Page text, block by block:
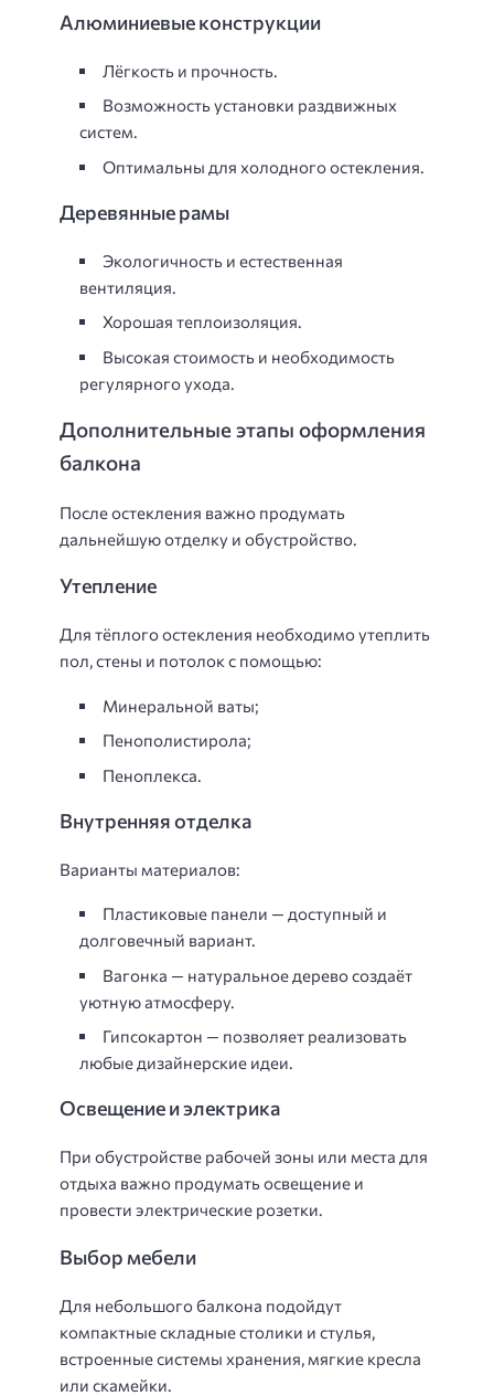
Алюминиевые конструкции
Лёгкость и прочность.
Возможность установки раздвижных
систем.
Оптимальны для холодного остекления.
Деревянные рамы
Экологичность и естественная
вентиляция.
Хорошая теплоизоляция.
Высокая стоимость и необходимость
регулярного ухода.
Дополнительные этапы оформления
балкона
После остекления важно продумать
дальнейшую отделку и обустройство.
Утепление
Для тёплого остекления необходимо утеплить
пол, стены и потолок с помощью:
Минеральной ваты;
Пенополистирола;
Пеноплекса.
Внутренняя отделка
Варианты материалов:
Пластиковые панели — доступный и
долговечный вариант.
Вагонка — натуральное дерево создаёт
уютную атмосферу.
Гипсокартон — позволяет реализовать
любые дизайнерские идеи.
Освещение и электрика
При обустройстве рабочей зоны или места для
отдыха важно продумать освещение и
провести электрические розетки.
Выбор мебели
Для небольшого балкона подойдут
компактные складные столики и стулья,
встроенные системы хранения, мягкие кресла
или скамейки.